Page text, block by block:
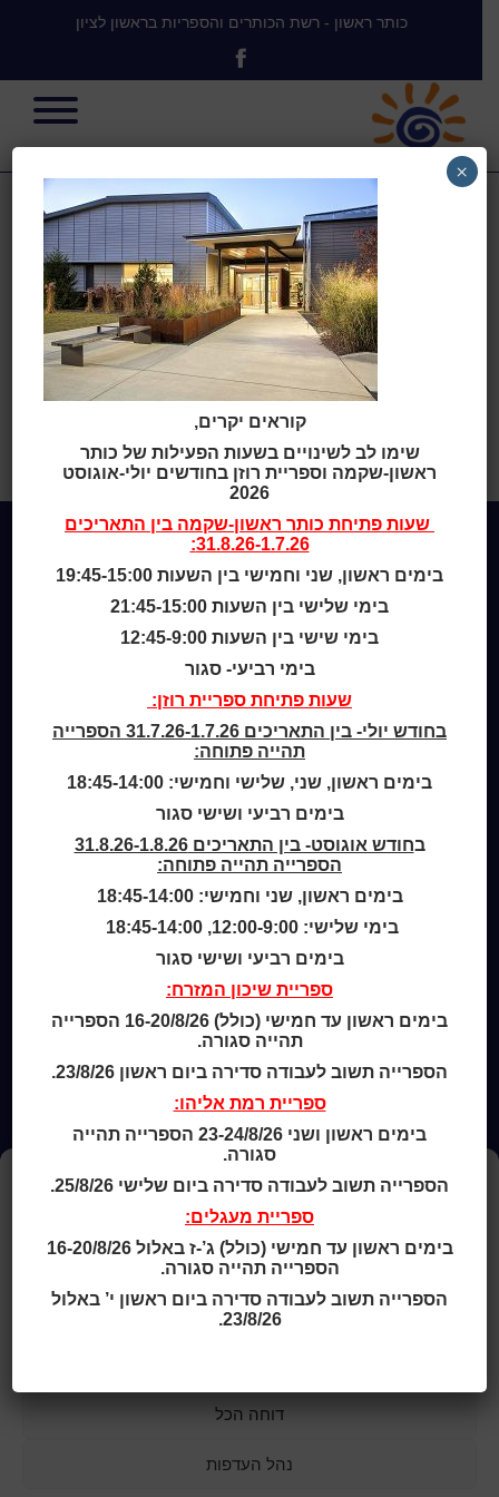
ניהול העדפות עוגיות
לשמירת מידע על המכשיר שלך ולניתוח השימוש באתר.
הסכמה לשימוש בעוגיות מאפשרת לנו לשפר את השירותים והתוכן.
למידע נוסף ראו אתמדיניות הפרטיותו- מדיניות העוגיות.
דוחה הכל
נהל העדפות
כותר ראשון - רשת הכותרים והספריות בראשון לציון
Palmetto
library
Mediatheque Plomel,
Bretagne, France>Palmetto
library
Home
מידע לנרשמים
כותר טף
קטלוג כותר ראשון
המומחה לשירותך
ארכיון ספריית השבוע
מדיניות הפרטיות
מדיניות שימוש בקבצי קוקיז (Cookies Policy)
קוראים יקרים,
שימו לב לשינויים בשעות הפעילות של כותר
ראשון-שקמה וספריית רוזן בחודשים יולי-אוגוסט
2026
שעות פתיחת כותר ראשון-שקמה בין התאריכים
31.8.26-1.7.26:
בימים ראשון, שני וחמישי בין השעות 19:45-15:00
בימי שלישי בין השעות 21:45-15:00
בימי שישי בין השעות 12:45-9:00
בימי רביעי- סגור
שעות פתיחת ספריית רוזן:
בחודש יולי- בין התאריכים 31.7.26-1.7.26 הספרייה
תהייה פתוחה:
בימים ראשון, שני, שלישי וחמישי: 18:45-14:00
בימים רביעי ושישי סגור
ב
חודש אוגוסט- בין התאריכים 31.8.26-1.8.26
הספרייה תהייה פתוחה:
בימים ראשון, שני וחמישי: 18:45-14:00
בימי שלישי: 12:00-9:00, 18:45-14:00
בימים רביעי ושישי סגור
ספריית שיכון המזרח:
בימים ראשון עד חמישי (כולל) 16-20/8/26 הספרייה
תהייה סגורה.
הספרייה תשוב לעבודה סדירה ביום ראשון 23/8/26.
ספריית רמת אליהו:
בימים ראשון ושני 23-24/8/26 הספרייה תהייה
סגורה.
הספרייה תשוב לעבודה סדירה ביום שלישי 25/8/26.
ספריית מעגלים:
בימים ראשון עד חמישי (כולל) ג’-ז באלול 16-20/8/26
הספרייה תהייה סגורה.
הספרייה תשוב לעבודה סדירה ביום ראשון י’ באלול
23/8/26.
×